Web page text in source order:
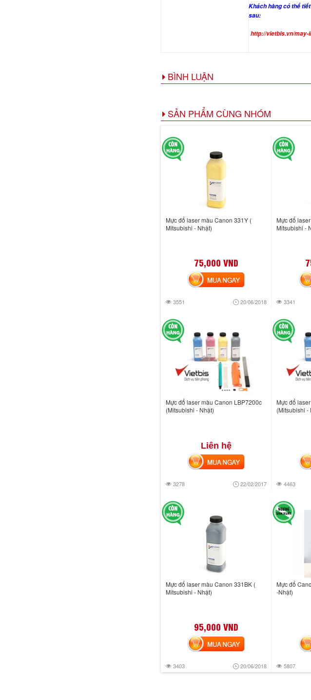
Khách hàng có thể
sau:
http://vietbis.vn/may-
BÌNH LUẬN
SẢN PHẨM CÙNG NHÓM
Mực đổ laser màu Canon 331Y (
Mitsubishi - Nhật)
75,000 VND
3551 20/06/2018
MUA NGAY
Mực đổ
Mitsubishi -
3341
Mực đổ laser màu Canon LBP7200c
(Mitsubishi - Nhật)
Liên hệ
3278 22/02/2017
MUA NGAY
Mực đổ
(Mitsubishi -
4463
Mực đổ laser màu Canon 331BK (
Mitsubishi - Nhật)
95,000 VND
3403 20/06/2018
MUA NGAY
Mực đổ
-Nhật)
5807